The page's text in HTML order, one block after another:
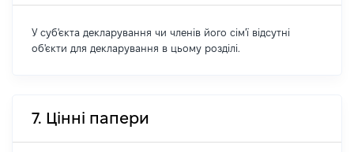
У суб'єкта декларування чи членів його сім'ї відсутні
об'єкти для декларування в цьому розділі.
7. Цінні папери